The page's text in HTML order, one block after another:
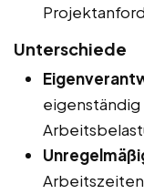
Unterschiede
eigenständig
Arbeitszeiten